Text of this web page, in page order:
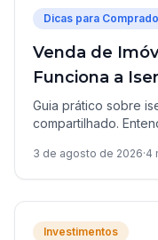
Dicas para
Venda de
Funciona a
Guia prático sobre
compartilhado.
3 de agosto de 2026·4
Investimentos